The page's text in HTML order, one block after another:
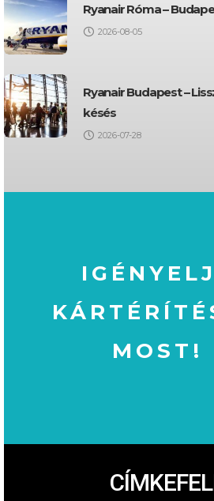
Ryanair Róma –
2026-08-05
Ryanair Budapest –
késés
2026-07-28
MOST!